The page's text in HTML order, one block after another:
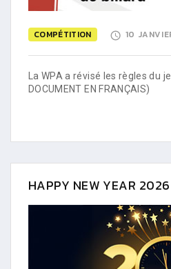
COMPÉTITION 10
La WPA a révisé les règles du
DOCUMENT EN FRANÇAIS)
HAPPY NEW YEAR 2026